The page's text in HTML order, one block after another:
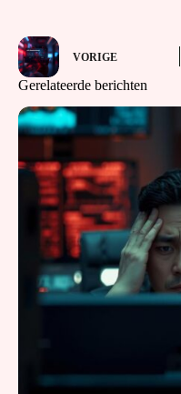
VORIGE
Gerelateerde berichten